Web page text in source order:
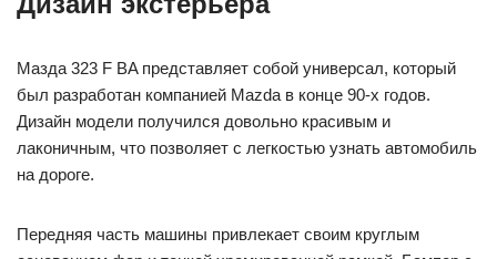
Мазда 323 F BA представляет собой универсал, который
был разработан компанией Mazda в конце 90-х годов.
Дизайн модели получился довольно красивым и
лаконичным, что позволяет с легкостью узнать автомобиль
на дороге.
Передняя часть машины привлекает своим круглым